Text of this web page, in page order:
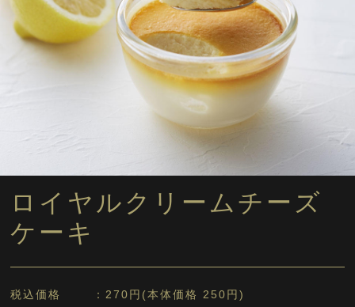
ロイヤルクリームチーズ
ケーキ
税込価格 270円(本体価格 250円)